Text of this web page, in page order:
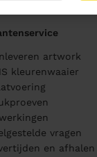
artwork
kleurenwaaier
vragen
en afhalen